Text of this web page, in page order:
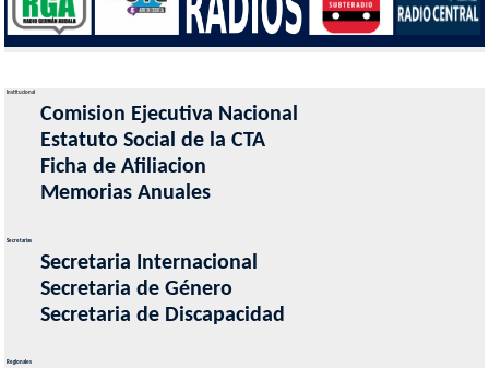
Institucional
Comision Ejecutiva Nacional
Estatuto Social de la CTA
Ficha de Afiliacion
Memorias Anuales
Secretarias
Secretaria Internacional
Secretaria de Género
Secretaria de Discapacidad
Regionales